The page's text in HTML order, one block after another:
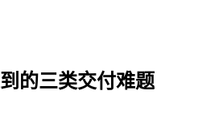
的三类交付难题